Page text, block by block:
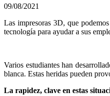
09/08/2021
Las impresoras 3D, que
tecnología para ayudar a sus
Varios estudiantes han
blanca. Estas heridas pueden
La rapidez, clave en estas